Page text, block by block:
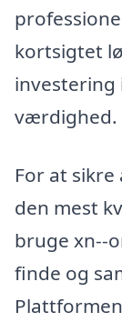
kortsigtet
investering
værdighed.
For at
den mest
bruge xn--
finde og